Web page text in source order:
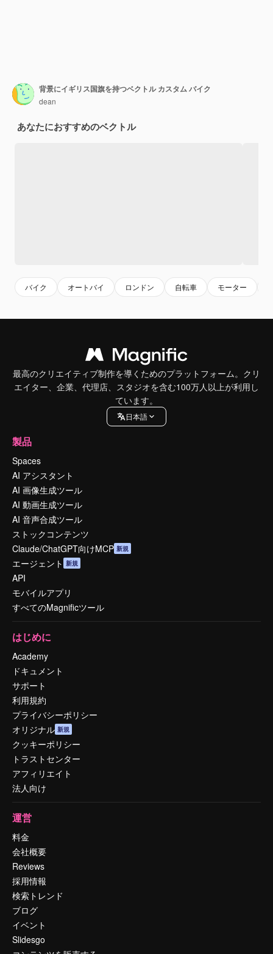
背景にイギリス国旗を持つベクトル カスタム バイク
dean
あなたにおすすめのベクトル
バイク オートバイ ロンドン 自転車 モーター
最高のクリエイティブ制作を導くためのプラットフォーム。クリ
エイター、企業、代理店、スタジオを含む100万人以上が利用し
ています。
日本語
製品
Spaces
AI アシスタント
AI 画像生成ツール
AI 動画生成ツール
AI 音声合成ツール
ストックコンテンツ
Claude/ChatGPT向けMCP 新規
エージェント 新規
API
モバイルアプリ
すべてのMagnificツール
はじめに
Academy
ドキュメント
サポート
利用規約
プライバシーポリシー
オリジナル 新規
クッキーポリシー
トラストセンター
アフィリエイト
法人向け
運営
料金
会社概要
Reviews
採用情報
検索トレンド
ブログ
イベント
Slidesgo